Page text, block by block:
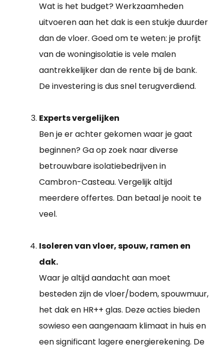
Wat is het budget? Werkzaamheden
uitvoeren aan het dak is een stukje duurder
dan de vloer. Goed om te weten: je profijt
van de woningisolatie is vele malen
aantrekkelijker dan de rente bij de bank.
De investering is dus snel terugverdiend.
Experts vergelijken
Ben je er achter gekomen waar je gaat
beginnen? Ga op zoek naar diverse
betrouwbare isolatiebedrijven in
Cambron-Casteau. Vergelijk altijd
meerdere offertes. Dan betaal je nooit te
veel.
Isoleren van vloer, spouw, ramen en
dak.
Waar je altijd aandacht aan moet
besteden zijn de vloer/bodem, spouwmuur,
het dak en HR++ glas. Deze acties bieden
sowieso een aangenaam klimaat in huis en
een significant lagere energierekening. De